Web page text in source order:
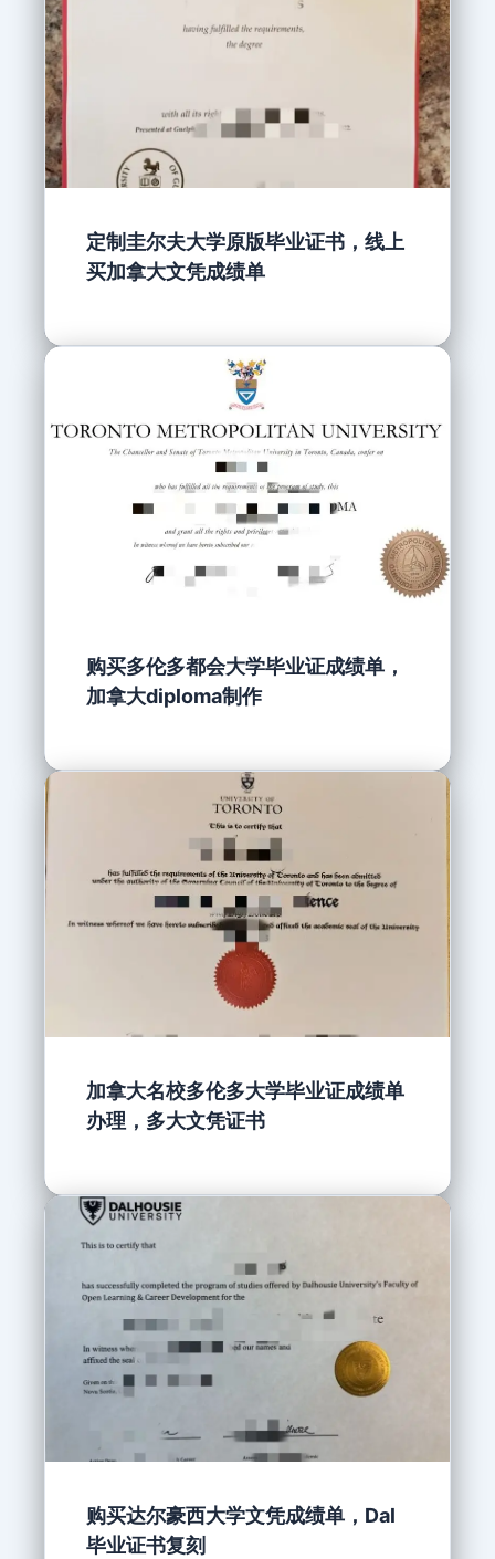
定制圭尔夫大学原版毕业证书，线上
买加拿大文凭成绩单
购买多伦多都会大学毕业证成绩单，
加拿大diploma制作
加拿大名校多伦多大学毕业证成绩单
办理，多大文凭证书
购买达尔豪西大学文凭成绩单，Dal
毕业证书复刻